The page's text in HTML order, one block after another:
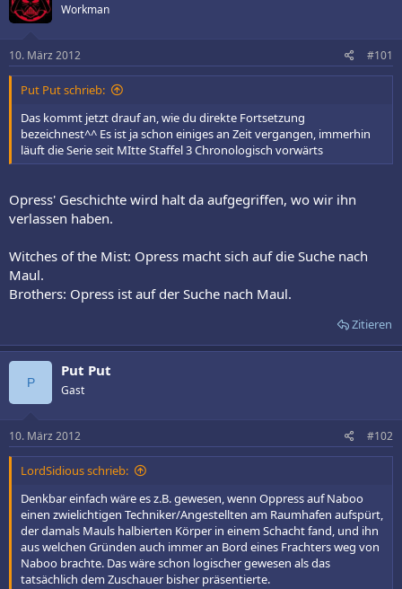
Workman
10. März 2012 #101
Put Put schrieb:
Das kommt jetzt drauf an, wie du direkte Fortsetzung
bezeichnest^^ Es ist ja schon einiges an Zeit vergangen, immerhin
läuft die Serie seit MItte Staffel 3 Chronologisch vorwärts
Opress' Geschichte wird halt da aufgegriffen, wo wir ihn
verlassen haben.
Witches of the Mist: Opress macht sich auf die Suche nach
Maul.
Brothers: Opress ist auf der Suche nach Maul.
Zitieren
P
Put Put
Gast
10. März 2012 #102
LordSidious schrieb:
Denkbar einfach wäre es z.B. gewesen, wenn Oppress auf Naboo
einen zwielichtigen Techniker/Angestellten am Raumhafen aufspürt,
der damals Mauls halbierten Körper in einem Schacht fand, und ihn
aus welchen Gründen auch immer an Bord eines Frachters weg von
Naboo brachte. Das wäre schon logischer gewesen als das
tatsächlich dem Zuschauer bisher präsentierte.